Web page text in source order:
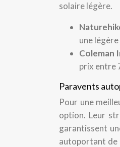
solaire légère.
une
Coleman
prix entre
Paravents
Pour une
option. Leur
garantissent
autoportant de